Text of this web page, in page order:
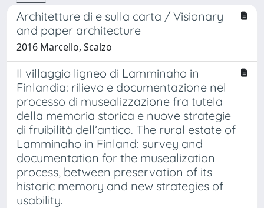
Architetture di e sulla carta / Visionary
and paper architecture
2016 Marcello, Scalzo
Il villaggio ligneo di Lamminaho in
Finlandia: rilievo e documentazione nel
processo di musealizzazione fra tutela
della memoria storica e nuove strategie
di fruibilità dell’antico. The rural estate of
Lamminaho in Finland: survey and
documentation for the musealization
process, between preservation of its
historic memory and new strategies of
usability.